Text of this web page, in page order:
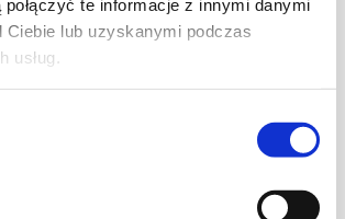
połączyć te informacje z innymi danymi
Ciebie lub uzyskanymi podczas
usług.
sided, ALC, 471mm, 6×K45,